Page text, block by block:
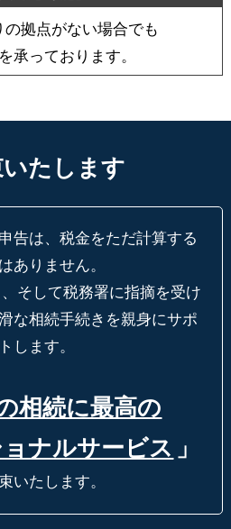
の拠点がない場合でも
承っております。
たします
告は、税金をただ計算する
ありません。
そして税務署に指摘を受け
な相続手続きを親身にサポ
します。
相続に最高の
ナルサービス 」
いたします。